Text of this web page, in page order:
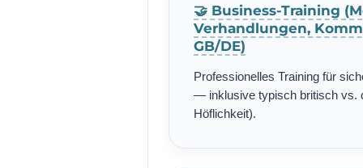
🤝 Business-Training
Verhandlungen,
GB/DE)
Professionelles Training für
— inklusive typisch britisch vs.
Höflichkeit).